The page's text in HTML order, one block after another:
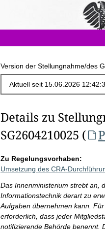
Version der Stellungnahme/des
Details zu
SG2604210025 (
Zu Regelungsvorhaben:
Umsetzung des CRA-
Das Innenministerium strebt an,
Informationstechnik derart zu
Aufgaben übernehmen kann.
erforderlich, dass jeder
notifizierende Behörde benennt.